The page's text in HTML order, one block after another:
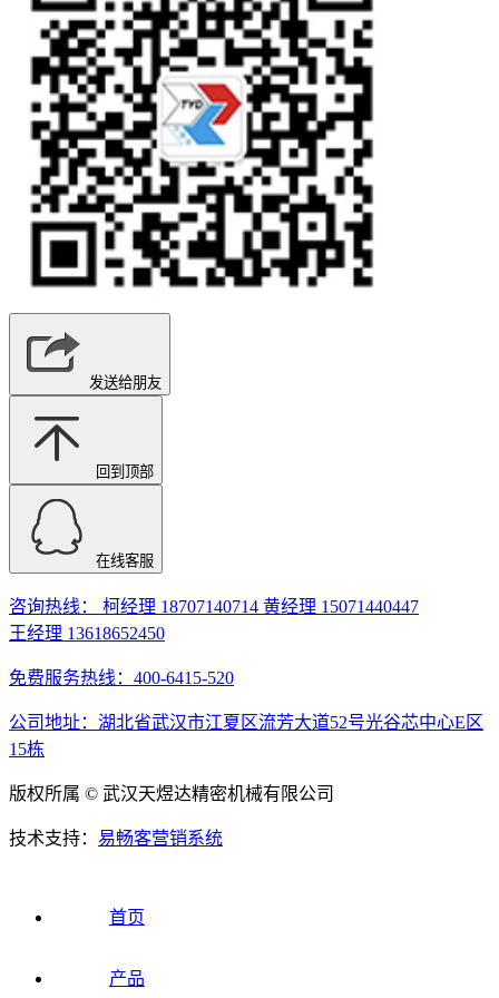
发送给朋友
回到顶部
在线客服
咨询热线： 柯经理 18707140714 黄经理 15071440447
王经理 13618652450
免费服务热线：400-6415-520
公司地址：湖北省武汉市江夏区流芳大道52号光谷芯中心E区
15栋
版权所属 © 武汉天煜达精密机械有限公司
技术支持： 易畅客营销系统
首页
产品